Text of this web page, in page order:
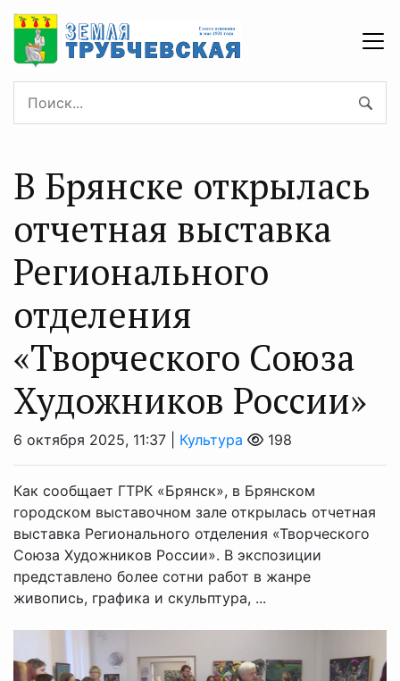
В Брянске открылась
отчетная выставка
Регионального
отделения
«Творческого Союза
Художников России»
6 октября 2025, 11:37 | Культура 198
Как сообщает ГТРК «Брянск», в Брянском
городском выставочном зале открылась отчетная
выставка Регионального отделения «Творческого
Союза Художников России». В экспозиции
представлено более сотни работ в жанре
живопись, графика и скульптура, ...